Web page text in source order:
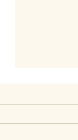
Barbecue